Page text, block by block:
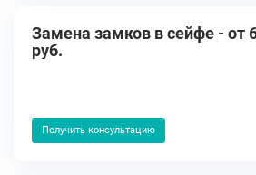
Замена замков в сейфе - от
руб.
Получить консультацию